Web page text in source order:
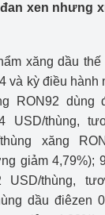
xen nhưng
xăng dầu
và kỳ điều hành
RON92 dùng
USD/thùng,
xăng
giảm 4,79%);
USD/thùng,
dầu điêzen